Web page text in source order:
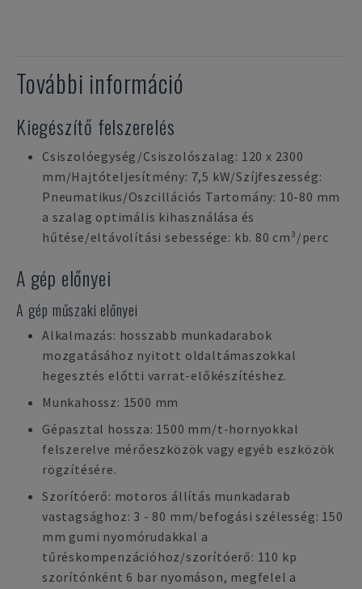
További információ
Kiegészítő felszerelés
Csiszolóegység/Csiszolószalag: 120 x 2300
mm/Hajtóteljesítmény: 7,5 kW/Szíjfeszesség:
Pneumatikus/Oszcillációs Tartomány: 10-80 mm
a szalag optimális kihasználása és
hűtése/eltávolítási sebessége: kb. 80 cm³/perc
A gép előnyei
A gép műszaki előnyei
Alkalmazás: hosszabb munkadarabok
mozgatásához nyitott oldaltámaszokkal
hegesztés előtti varrat-előkészítéshez.
Munkahossz: 1500 mm
Gépasztal hossza: 1500 mm/t-hornyokkal
felszerelve mérőeszközök vagy egyéb eszközök
rögzítésére.
Szorítóerő: motoros állítás munkadarab
vastagsághoz: 3 - 80 mm/befogási szélesség: 150
mm gumi nyomórudakkal a
tűréskompenzációhoz/szorítóerő: 110 kp
szorítónként 6 bar nyomáson, megfelel a